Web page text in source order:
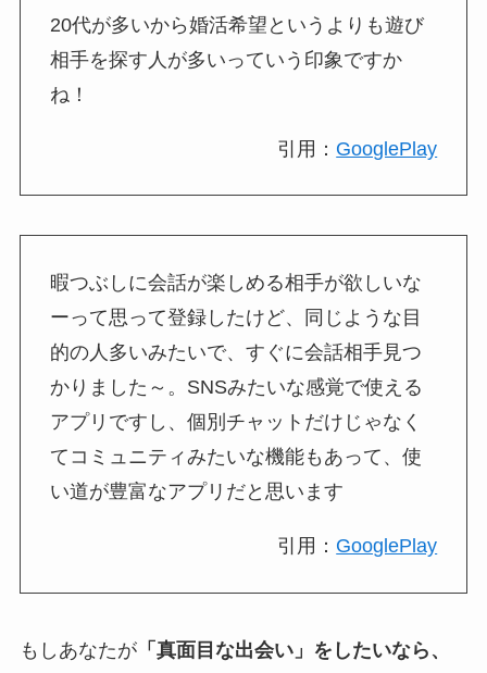
20代が多いから婚活希望というよりも遊び
相手を探す人が多いっていう印象ですか
ね！
引用： GooglePlay
暇つぶしに会話が楽しめる相手が欲しいな
ーって思って登録したけど、同じような目
的の人多いみたいで、すぐに会話相手見つ
かりました～。SNSみたいな感覚で使える
アプリですし、個別チャットだけじゃなく
てコミュニティみたいな機能もあって、使
い道が豊富なアプリだと思います
引用： GooglePlay
もしあなたが「真面目な出会い」をしたいなら、